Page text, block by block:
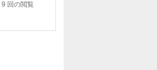
9 回の閲覧